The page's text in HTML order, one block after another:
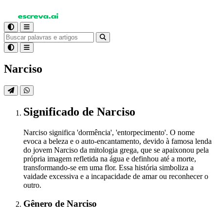
Narciso
Significado de Narciso
Narciso significa 'dormência', 'entorpecimento'. O nome
evoca a beleza e o auto-encantamento, devido à famosa lenda
do jovem Narciso da mitologia grega, que se apaixonou pela
própria imagem refletida na água e definhou até a morte,
transformando-se em uma flor. Essa história simboliza a
vaidade excessiva e a incapacidade de amar ou reconhecer o
outro.
Gênero de Narciso